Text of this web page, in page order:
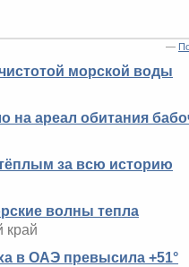
—
морской воды
на ареал обитания
за всю историю
волны тепла
край
в ОАЭ превысила +51°